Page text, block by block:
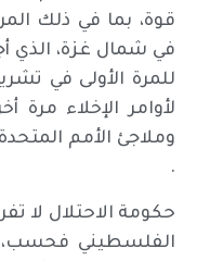
قوة، بما في ذلك
في شمال غزة، الذي
لأوامر الإخلاء مرة
وملاجئ الأمم
.
حكومة الاحتلال لا
الفلسطيني فحسب،